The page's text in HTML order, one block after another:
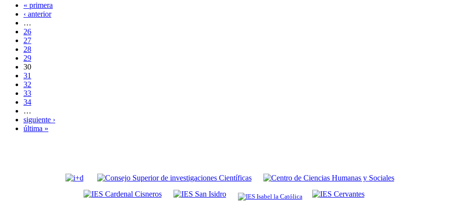
« primera
‹ anterior
…
26
27
28
29
30
31
32
33
34
…
siguiente ›
última »